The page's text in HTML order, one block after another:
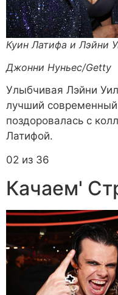
Куин Латифа и Лэйни
Джонни Нуньес/Getty
Улыбчивая Лэйни
лучший
поздоровалась с
Латифой.
02 из 36
Качаем'